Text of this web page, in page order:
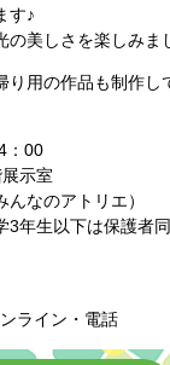
す♪
美しさを楽しみま
り用の作品も制作し
：00
示室
なのアトリエ）
年生以下は保護者同
ライン・電話